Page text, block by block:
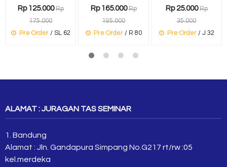
Rp 125.000 Rp
175.000
Pre Order/ SL 62
Rp 165.000 Rp
195.000
Pre Order/ R 80
Rp 25.000 Rp
35.000
Pre Order/ J 32
ALAMAT : JURAGAN TAS SEMINAR
1. Bandung
Alamat : Jln. Gandapura Simpang No.G217 rt/rw :05
kel.merdeka